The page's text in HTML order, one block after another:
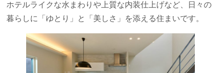
ホテルライクな水まわりや上質な内装仕上げなど、日々の
暮らしに「ゆとり」と「美しさ」を添える住まいです。